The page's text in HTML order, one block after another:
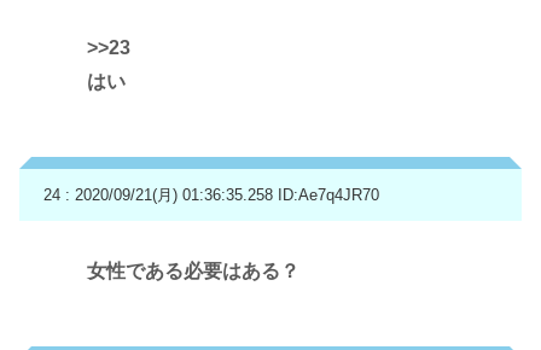
>>23
はい
24 : 2020/09/21(月) 01:36:35.258 ID:Ae7q4JR70
女性である必要はある？